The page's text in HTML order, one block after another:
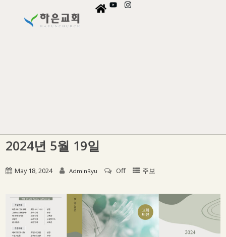
2024년 5월 19일
May 18, 2024 AdminRyu Off 주보